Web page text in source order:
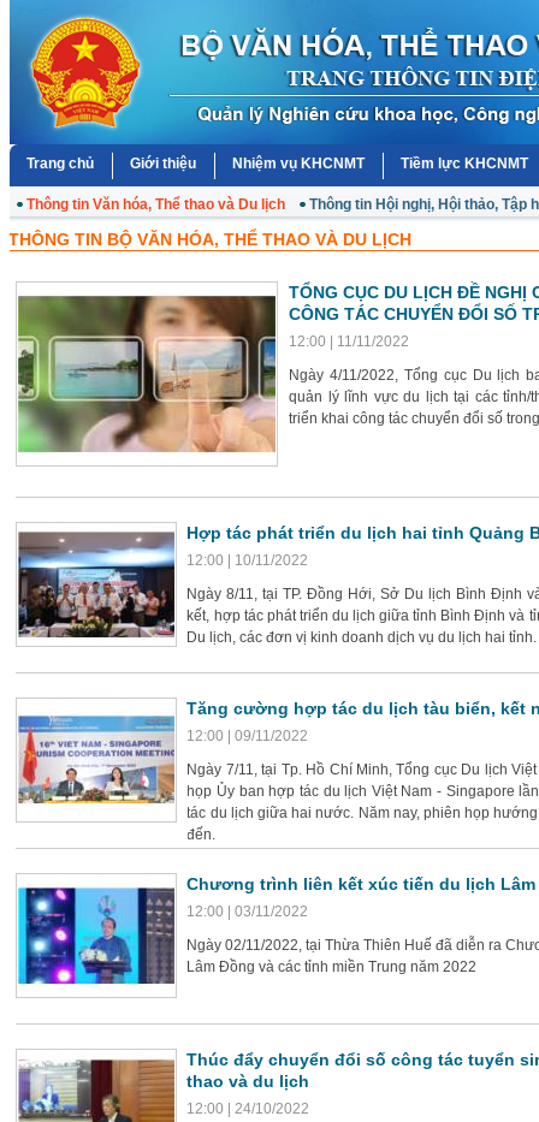
Trang chủ Giới thiệu Nhiệm vụ KHCNMT Tiềm lực KHCNMT
Thông tin Văn hóa, Thể thao và Du lịch Thông tin Hội nghị, Hội thảo, Tập
Văn bản chính sách mới
THÔNG TIN BỘ VĂN HÓA, THỂ THAO VÀ DU LỊCH
TỔNG CỤC DU LỊCH ĐỀ NGHỊ
CÔNG TÁC CHUYỂN ĐỔI SỐ
12:00 | 11/11/2022
Ngày 4/11/2022, Tổng cục Du lịch
quản lý lĩnh vực du lịch tại các tỉnh/
triển khai công tác chuyển đổi số
Hợp tác phát triển du lịch hai tỉnh Quảng
12:00 | 10/11/2022
Ngày 8/11, tại TP. Đồng Hới, Sở Du lịch Bình Định
kết, hợp tác phát triển du lịch giữa tỉnh Bình Định và
Du lịch, các đơn vị kinh doanh dịch vụ du lịch hai tỉnh.
Tăng cường hợp tác du lịch tàu biển, kết
12:00 | 09/11/2022
Ngày 7/11, tại Tp. Hồ Chí Minh, Tổng cục Du lịch
họp Ủy ban hợp tác du lịch Việt Nam - Singapore
tác du lịch giữa hai nước. Năm nay, phiên họp
đến.
Chương trình liên kết xúc tiến du lịch
12:00 | 03/11/2022
Ngày 02/11/2022, tại Thừa Thiên Huế đã diễn ra
Lâm Đồng và các tỉnh miền Trung năm 2022
Thúc đẩy chuyển đổi số công tác tuyển
thao và du lịch
12:00 | 24/10/2022